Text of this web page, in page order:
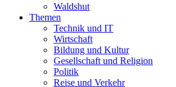
Waldshut
Themen
Technik und IT
Wirtschaft
Bildung und Kultur
Gesellschaft und Religion
Politik
Reise und Verkehr